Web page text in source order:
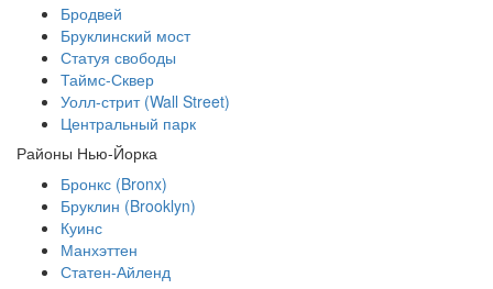
Бродвей
Бруклинский мост
Статуя свободы
Таймс-Сквер
Уолл-стрит (Wall Street)
Центральный парк
Районы Нью-Йорка
Бронкс (Bronx)
Бруклин (Brooklyn)
Куинс
Манхэттен
Статен-Айленд